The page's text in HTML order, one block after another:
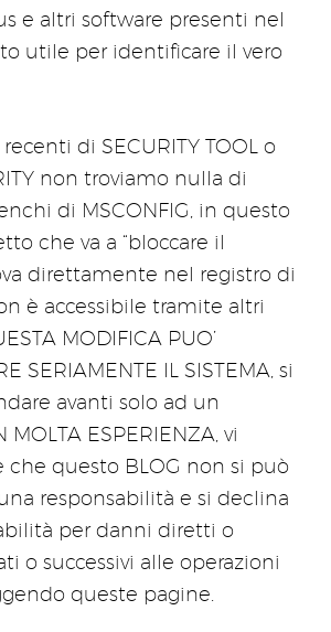
e altri software presenti nel
utile per identificare il vero
di SECURITY TOOL o
non troviamo nulla di
di MSCONFIG, in questo
che va a “bloccare il
direttamente nel registro di
è accessibile tramite altri
MODIFICA PUO’
SERIAMENTE IL SISTEMA, si
avanti solo ad un
ESPERIENZA, vi
che questo BLOG non si può
responsabilità e si declina
per danni diretti o
o successivi alle operazioni
queste pagine.